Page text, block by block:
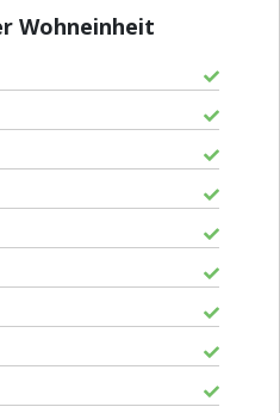
Wohneinheit